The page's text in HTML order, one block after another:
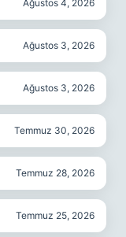
Ağustos 4, 2026
Ağustos 3, 2026
Ağustos 3, 2026
Temmuz 30, 2026
Temmuz 28, 2026
Temmuz 25, 2026